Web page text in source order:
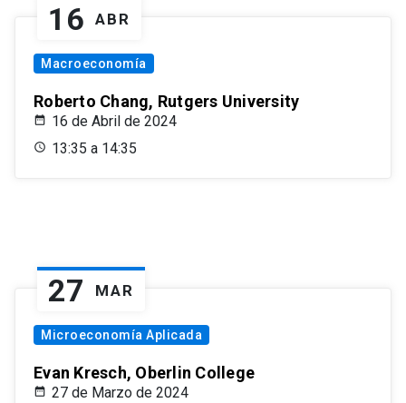
16 ABR
Macroeconomía
Roberto Chang, Rutgers University
16 de Abril de 2024
13:35 a 14:35
27 MAR
Microeconomía Aplicada
Evan Kresch, Oberlin College
27 de Marzo de 2024